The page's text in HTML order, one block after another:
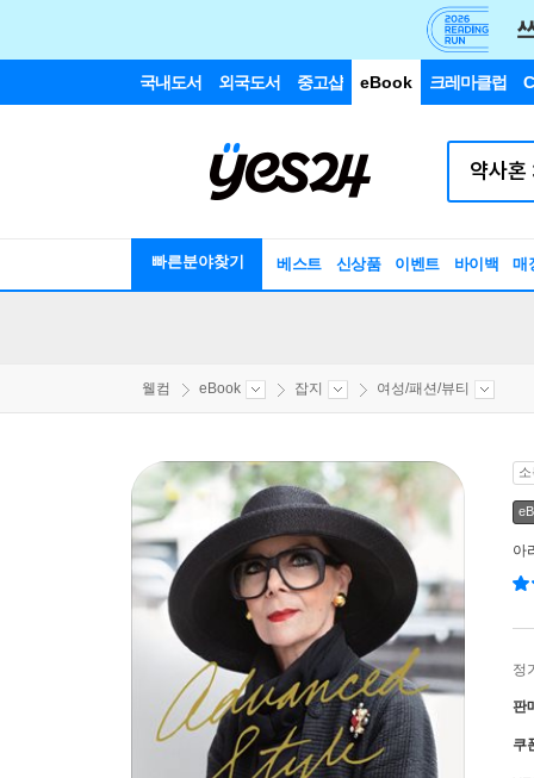
국내도서 외국도서 중고샵 eBook 크레마클럽
빠른분야찾기 베스트 신상품 이벤트 바이백 매
웰컴 eBook 잡지 여성/패션/뷰티
아
정
판
쿠